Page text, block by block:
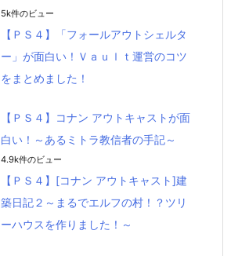
5k件のビュー
【ＰＳ４】「フォールアウトシェルタ
ー」が面白い！Ｖａｕｌｔ運営のコツ
をまとめました！
【ＰＳ４】コナン アウトキャストが面
白い！～あるミトラ教信者の手記～
4.9k件のビュー
【ＰＳ４】[コナン アウトキャスト]建
築日記２～まるでエルフの村！？ツリ
ーハウスを作りました！～